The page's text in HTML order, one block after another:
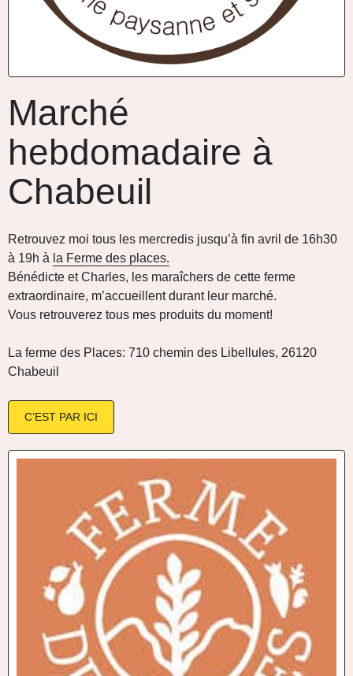
Marché
hebdomadaire à
Chabeuil
Retrouvez moi tous les mercredis jusqu’à fin avril de 16h30
à 19h à la Ferme des places.
Bénédicte et Charles, les maraîchers de cette ferme
extraordinaire, m’accueillent durant leur marché.
Vous retrouverez tous mes produits du moment!
La ferme des Places: 710 chemin des Libellules, 26120
Chabeuil
C’EST PAR ICI